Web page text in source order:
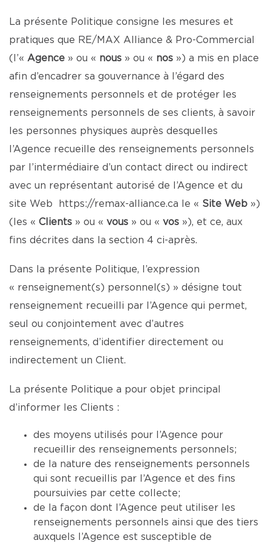
La présente Politique consigne les mesures et
pratiques que RE/MAX Alliance & Pro-Commercial
(l’« Agence » ou « nous » ou « nos ») a mis en place
afin d’encadrer sa gouvernance à l’égard des
renseignements personnels et de protéger les
renseignements personnels de ses clients, à savoir
les personnes physiques auprès desquelles
l’Agence recueille des renseignements personnels
par l’intermédiaire d’un contact direct ou indirect
avec un représentant autorisé de l’Agence et du
site Web
https://remax-alliance.ca le « Site Web »)
(les « Clients » ou « vous » ou « vos »), et ce, aux
fins décrites dans la section 4 ci-après.
Dans la présente Politique, l’expression
« renseignement(s) personnel(s) » désigne tout
renseignement recueilli par l’Agence qui permet,
seul ou conjointement avec d’autres
renseignements, d’identifier directement ou
indirectement un Client.
La présente Politique a pour objet principal
d’informer les Clients :
des moyens utilisés pour l’Agence pour
recueillir des renseignements personnels;
de la nature des renseignements personnels
qui sont recueillis par l’Agence et des fins
poursuivies par cette collecte;
de la façon dont l’Agence peut utiliser les
renseignements personnels ainsi que des tiers
auxquels l’Agence est susceptible de